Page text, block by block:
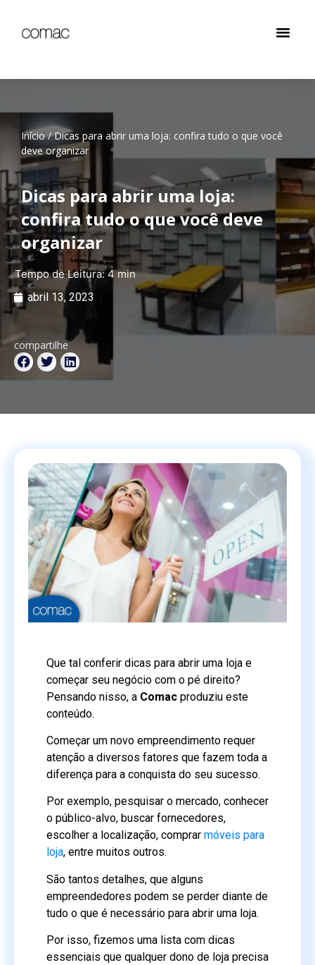
Início/Dicas para abrir uma loja: confira tudo o que você
deve organizar
Dicas para abrir uma loja:
confira tudo o que você deve
organizar
abril 13, 2023
compartilhe
Que tal conferir dicas para abrir uma loja e
começar seu negócio com o pé direito?
Pensando nisso, a Comac produziu este
conteúdo.
Começar um novo empreendimento requer
atenção a diversos fatores que fazem toda a
diferença para a conquista do seu sucesso.
Por exemplo, pesquisar o mercado, conhecer
o público-alvo, buscar fornecedores,
escolher a localização, comprar móveis para
loja, entre muitos outros.
São tantos detalhes, que alguns
empreendedores podem se perder diante de
tudo o que é necessário para abrir uma loja.
Por isso, fizemos uma lista com dicas
essenciais que qualquer dono de loja precisa